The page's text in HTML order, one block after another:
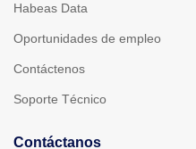
Habeas Data
Oportunidades de empleo
Contáctenos
Soporte Técnico
Contáctanos